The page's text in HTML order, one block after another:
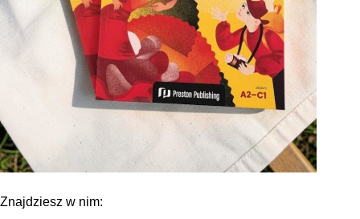
Znajdziesz w nim: